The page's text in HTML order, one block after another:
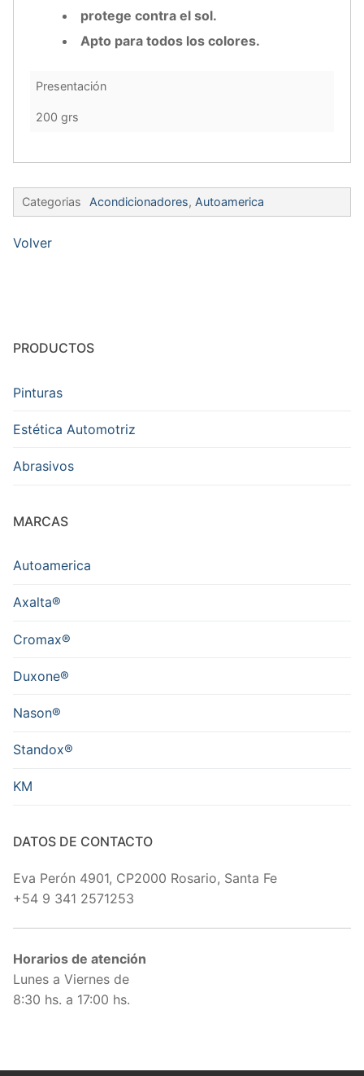
protege contra el sol.
Apto para todos los colores.
Presentación
200 grs
Categorias Acondicionadores, Autoamerica
Volver
PRODUCTOS
Pinturas
Estética Automotriz
Abrasivos
MARCAS
Autoamerica
Axalta®
Cromax®
Duxone®
Nason®
Standox®
KM
DATOS DE CONTACTO
Eva Perón 4901, CP2000 Rosario, Santa Fe
+54 9 341 2571253
Horarios de atención
Lunes a Viernes de
8:30 hs. a 17:00 hs.